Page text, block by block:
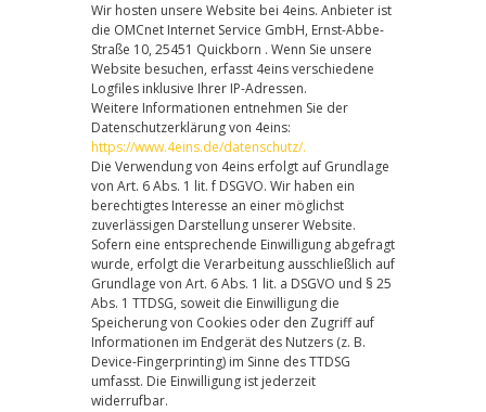
Wir hosten unsere Website bei 4eins. Anbieter ist
die OMCnet Internet Service GmbH, Ernst-Abbe-
Straße 10, 25451 Quickborn . Wenn Sie unsere
Website besuchen, erfasst 4eins verschiedene
Logfiles inklusive Ihrer IP-Adressen.
Weitere Informationen entnehmen Sie der
Datenschutzerklärung von 4eins:
https://www.4eins.de/datenschutz/.
Die Verwendung von 4eins erfolgt auf Grundlage
von Art. 6 Abs. 1 lit. f DSGVO. Wir haben ein
berechtigtes Interesse an einer möglichst
zuverlässigen Darstellung unserer Website.
Sofern eine entsprechende Einwilligung abgefragt
wurde, erfolgt die Verarbeitung ausschließlich auf
Grundlage von Art. 6 Abs. 1 lit. a DSGVO und § 25
Abs. 1 TTDSG, soweit die Einwilligung die
Speicherung von Cookies oder den Zugriff auf
Informationen im Endgerät des Nutzers (z. B.
Device-Fingerprinting) im Sinne des TTDSG
umfasst. Die Einwilligung ist jederzeit
widerrufbar.